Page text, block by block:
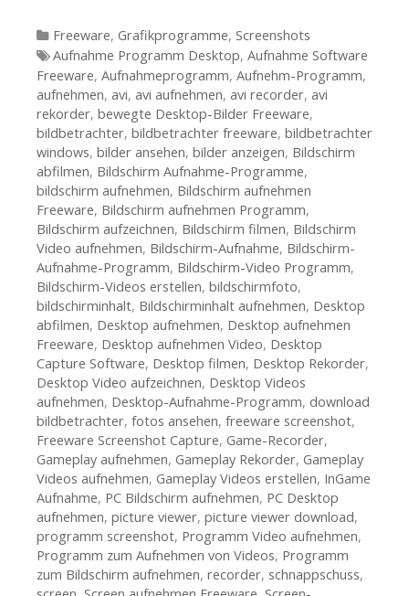
Kategorien
Freeware, Grafikprogramme, Screenshots
Tags
Aufnahme Programm Desktop, Aufnahme Software
Freeware, Aufnahmeprogramm, Aufnehm-Programm,
aufnehmen, avi, avi aufnehmen, avi recorder, avi
rekorder, bewegte Desktop-Bilder Freeware,
bildbetrachter, bildbetrachter freeware, bildbetrachter
windows, bilder ansehen, bilder anzeigen, Bildschirm
abfilmen, Bildschirm Aufnahme-Programme,
bildschirm aufnehmen, Bildschirm aufnehmen
Freeware, Bildschirm aufnehmen Programm,
Bildschirm aufzeichnen, Bildschirm filmen, Bildschirm
Video aufnehmen, Bildschirm-Aufnahme, Bildschirm-
Aufnahme-Programm, Bildschirm-Video Programm,
Bildschirm-Videos erstellen, bildschirmfoto,
bildschirminhalt, Bildschirminhalt aufnehmen, Desktop
abfilmen, Desktop aufnehmen, Desktop aufnehmen
Freeware, Desktop aufnehmen Video, Desktop
Capture Software, Desktop filmen, Desktop Rekorder,
Desktop Video aufzeichnen, Desktop Videos
aufnehmen, Desktop-Aufnahme-Programm, download
bildbetrachter, fotos ansehen, freeware screenshot,
Freeware Screenshot Capture, Game-Recorder,
Gameplay aufnehmen, Gameplay Rekorder, Gameplay
Videos aufnehmen, Gameplay Videos erstellen, InGame
Aufnahme, PC Bildschirm aufnehmen, PC Desktop
aufnehmen, picture viewer, picture viewer download,
programm screenshot, Programm Video aufnehmen,
Programm zum Aufnehmen von Videos, Programm
zum Bildschirm aufnehmen, recorder, schnappschuss,